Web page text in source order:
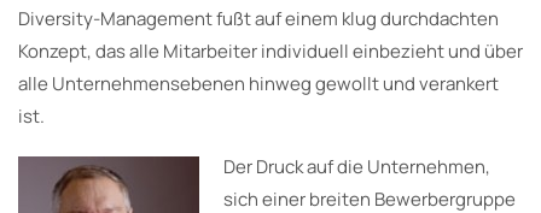
Diversity-Management fußt auf einem klug durchdachten
Konzept, das alle Mitarbeiter individuell einbezieht und über
alle Unternehmensebenen hinweg gewollt und verankert
ist.
Der Druck auf die Unternehmen,
sich einer breiten Bewerbergruppe